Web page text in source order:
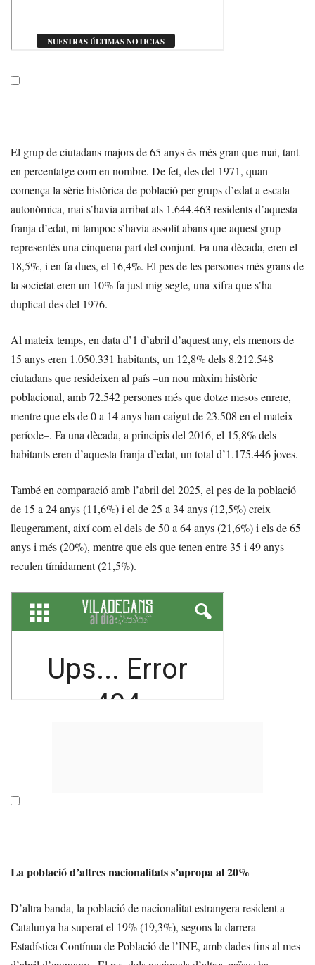
El grup de ciutadans majors de 65 anys és més gran que mai, tant
en percentatge com en nombre. De fet, des del 1971, quan
comença la sèrie històrica de població per grups d’edat a escala
autonòmica, mai s’havia arribat als 1.644.463 residents d’aquesta
franja d’edat, ni tampoc s’havia assolit abans que aquest grup
representés una cinquena part del conjunt. Fa una dècada, eren el
18,5%, i en fa dues, el 16,4%. El pes de les persones més grans de
la societat eren un 10% fa just mig segle, una xifra que s’ha
duplicat des del 1976.
Al mateix temps, en data d’1 d’abril d’aquest any, els menors de
15 anys eren 1.050.331 habitants, un 12,8% dels 8.212.548
ciutadans que resideixen al país –un nou màxim històric
poblacional, amb 72.542 persones més que dotze mesos enrere,
mentre que els de 0 a 14 anys han caigut de 23.508 en el mateix
període–. Fa una dècada, a principis del 2016, el 15,8% dels
habitants eren d’aquesta franja d’edat, un total d’1.175.446 joves.
També en comparació amb l’abril del 2025, el pes de la població
de 15 a 24 anys (11,6%) i el de 25 a 34 anys (12,5%) creix
lleugerament, així com el dels de 50 a 64 anys (21,6%) i els de 65
anys i més (20%), mentre que els que tenen entre 35 i 49 anys
reculen tímidament (21,5%).
La població d’altres nacionalitats s’apropa al 20%
D’altra banda, la població de nacionalitat estrangera resident a
Catalunya ha superat el 19% (19,3%), segons la darrera
Estadística Contínua de Població de l’INE, amb dades fins al mes